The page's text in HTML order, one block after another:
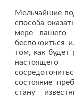
Мельчайшие
способа
мере вашего
беспокоиться
том, как будет
состояние
станут